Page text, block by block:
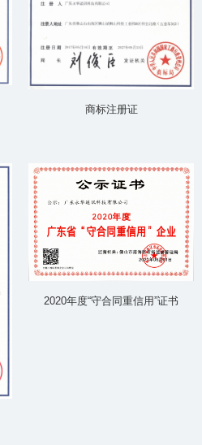
商标注册证
2020年度“守合同重信用”证书